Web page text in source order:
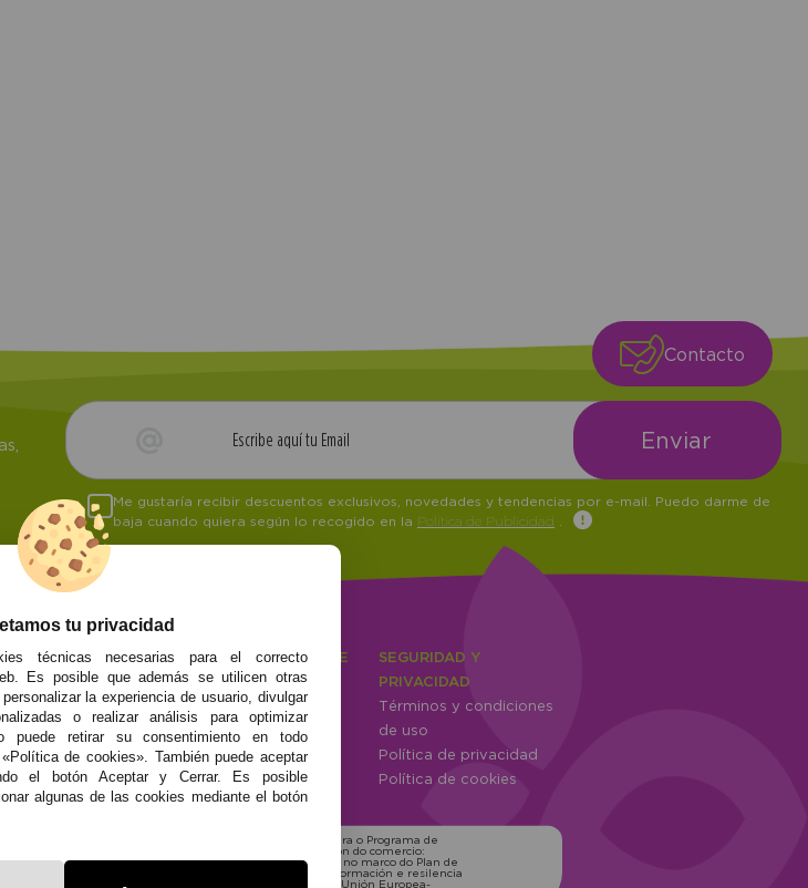
Me gustaría recibir descuentos exclusivos, novedades y tendencias por e-mail. Puedo darme de
baja cuando quiera según lo recogido en la Política de Publicidad
somos
ATENCIÓN AL CLIENTE
Envíos y devoluciones
Formas de pago
Preguntas Frecuentes
Contacto
SEGURIDAD Y
PRIVACIDAD
Términos y condiciones
de uso
Política de privacidad
Política de cookies
Subvencións para o Programa de
modernización do comercio:
Fondo Tecnolóxico, no marco do Plan de
recuperación, transformación e resilencia
finaciado pola Unión Europea-
Contacto
tu privacidad
técnicas necesarias para el correcto
Es posible que además se utilicen otras
la experiencia de usuario, divulgar
o realizar análisis para optimizar
puede retirar su consentimiento en todo
de cookies». También puede aceptar
el botón Aceptar y Cerrar. Es posible
algunas de las cookies mediante el botón